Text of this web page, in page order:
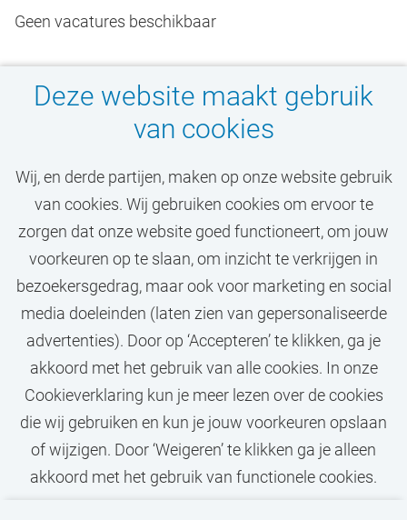
Deze website maakt gebruik
van cookies
Wij, en derde partijen, maken op onze website gebruik
van cookies. Wij gebruiken cookies om ervoor te
zorgen dat onze website goed functioneert, om jouw
voorkeuren op te slaan, om inzicht te verkrijgen in
bezoekersgedrag, maar ook voor marketing en social
media doeleinden (laten zien van gepersonaliseerde
advertenties). Door op ‘Accepteren’ te klikken, ga je
akkoord met het gebruik van alle cookies. In onze
Cookieverklaring kun je meer lezen over de cookies
die wij gebruiken en kun je jouw voorkeuren opslaan
of wijzigen. Door ‘Weigeren’ te klikken ga je alleen
akkoord met het gebruik van functionele cookies.
Geen vacatures beschikbaar
Mis jouw droombaan bij
de VU niet!
STEL JOB ALERT IN